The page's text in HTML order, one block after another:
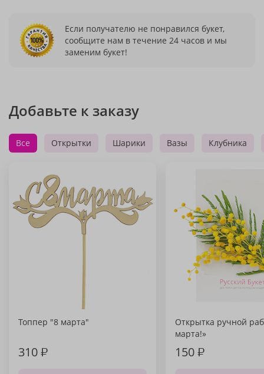
Если получателю не понравился букет,
сообщите нам в течение 24 часов и мы
заменим букет!
Добавьте к заказу
Все Открытки Шарики Вазы Клубника
Топпер "8 марта"
310₽
Открытка ручной
марта!»
150₽